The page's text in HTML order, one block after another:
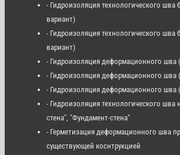
- Гидроизоляция технологического шва
вариант)
- Гидроизоляция технологического шва
вариант)
- Гидроизоляция деформационного шва
- Гидроизоляция деформационного шва
- Гидроизоляция деформационного шва
- Гидроизоляция технологического шва
стена", "Фундамент-стена"
- Герметизация деформационного шва
существующей коснтрукцией